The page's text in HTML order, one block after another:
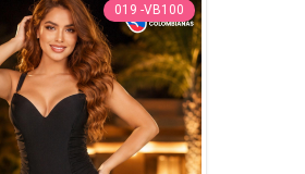
019 -VB100